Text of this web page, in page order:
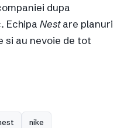
dupa
Echipa Nestare planuri
si au nevoie de tot
nike